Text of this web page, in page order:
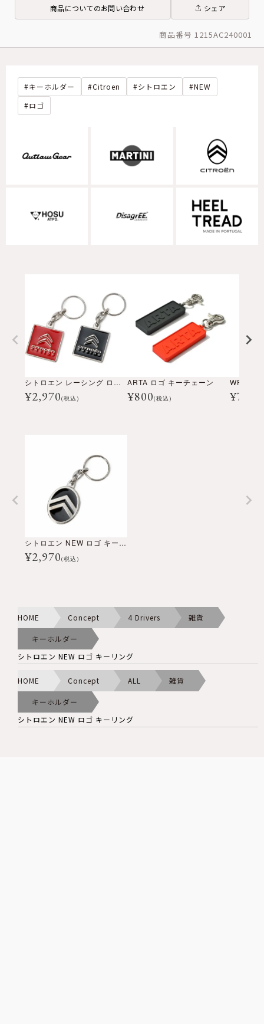
商品についてのお問い合わせ シェア
商品番号 1215AC240001
キーホルダー Citroen シトロエン
NEW
ロゴ
シトロエン レーシング ロゴ キーリング
¥2,970(税込)
ARTA ロゴ キーチェーン
¥800(税込) ¥720
シトロエン NEW ロゴ キーリング
¥2,970(税込)
HOME Concept 4 Drivers 雑貨
キーホルダー
シトロエン NEW ロゴ キーリング
HOME Concept ALL 雑貨
キーホルダー
シトロエン NEW ロゴ キーリング